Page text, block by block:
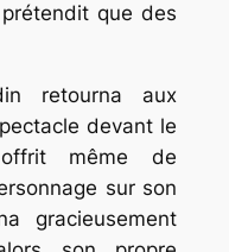
que des
retourna aux
devant le
même de
sur son
gracieusement